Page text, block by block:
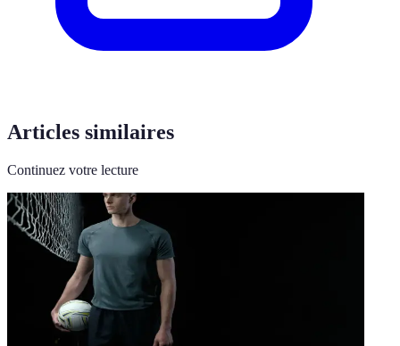
Articles similaires
Continuez votre lecture